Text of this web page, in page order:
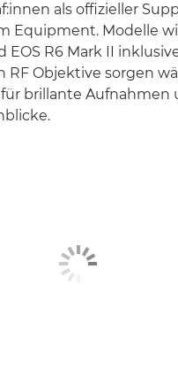
als offizieller
Equipment. Modelle
EOS R6 Mark II
RF Objektive sorgen
brillante Aufnahmen